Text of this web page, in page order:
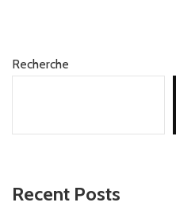
Recherche
Recent Posts